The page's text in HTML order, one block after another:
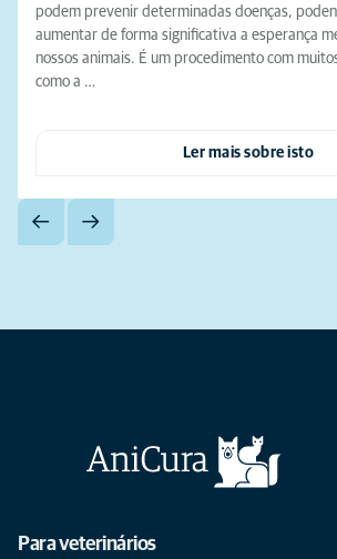
podem prevenir determinadas doenças,
aumentar de forma significativa a esperança
nossos animais. É um procedimento com
como a …
Ler mais sobre isto
Para veterinários